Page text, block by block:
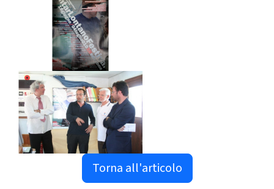
Torna all'articolo